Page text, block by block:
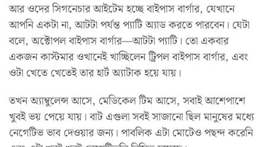
আর ওদের সিগনেচার আইটেম হচ্ছে বাইপাস বার্গার, যেখানে
আপনি একটা না, আটটা পর্যন্ত প্যাটি অ্যাড করতে পারবেন। যেটা
বলে, অক্টোপল বাইপাস বার্গার—আটটা প্যাটি। তো একবার
একজন কাস্টমার ওখানেই খাচ্ছিলেন ট্রিপল বাইপাস বার্গার, এবং
ওটা খেতে খেতেই তার হার্ট অ্যাটাক হয়ে যায়।
তখন অ্যাম্বুলেন্স আসে, মেডিকেল টিম আসে, সবাই আশেপাশে
খুবই ভয় পেয়ে যায়। বাট এগুলা সবই সাজানো ছিল মানুষের মধ্যে
নেগেটিভ ভাব দেওয়ার জন্য। পাবলিক এটা মোটেও পছন্দ করেনি